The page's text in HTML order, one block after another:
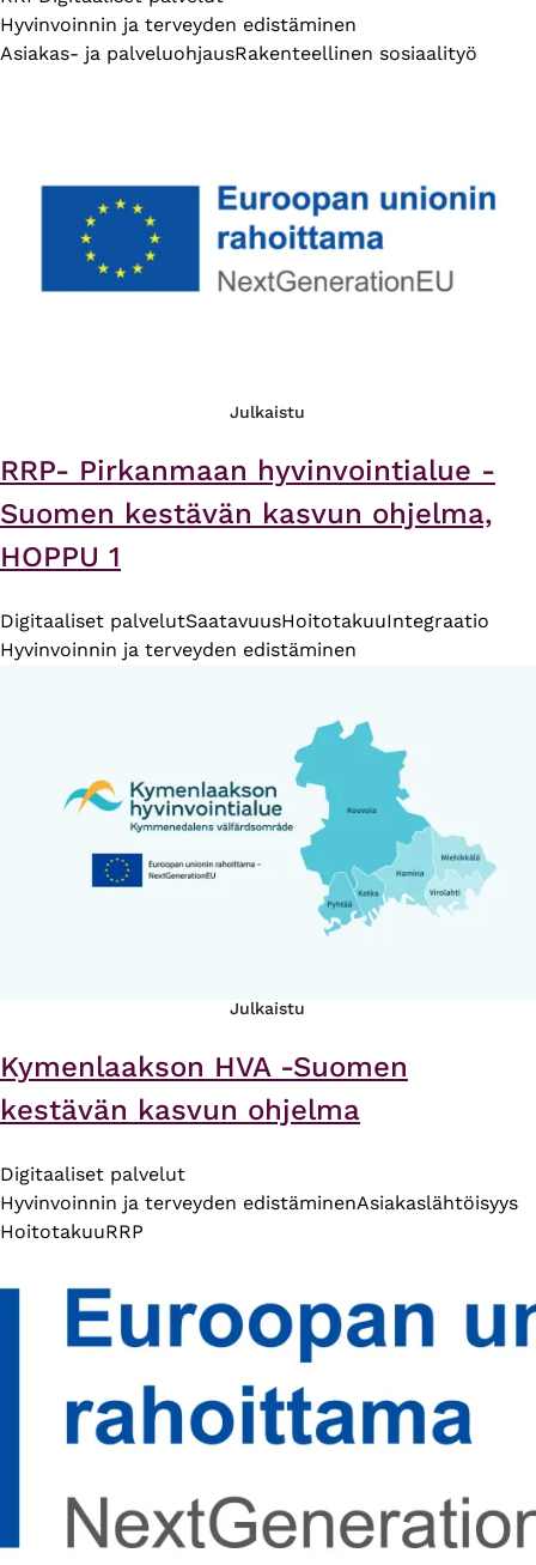
Hyvinvoinnin ja terveyden edistäminen
Asiakas- ja palveluohjausRakenteellinen sosiaalityö
Julkaistu
RRP- Pirkanmaan hyvinvointialue -
Suomen kestävän kasvun ohjelma,
HOPPU 1
Digitaaliset palvelutSaatavuusHoitotakuuIntegraatio
Hyvinvoinnin ja terveyden edistäminen
Julkaistu
Kymenlaakson HVA -Suomen
kestävän kasvun ohjelma
Digitaaliset palvelut
Hyvinvoinnin ja terveyden edistäminenAsiakaslähtöisyys
HoitotakuuRRP